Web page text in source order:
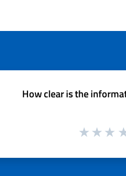
How clear is the